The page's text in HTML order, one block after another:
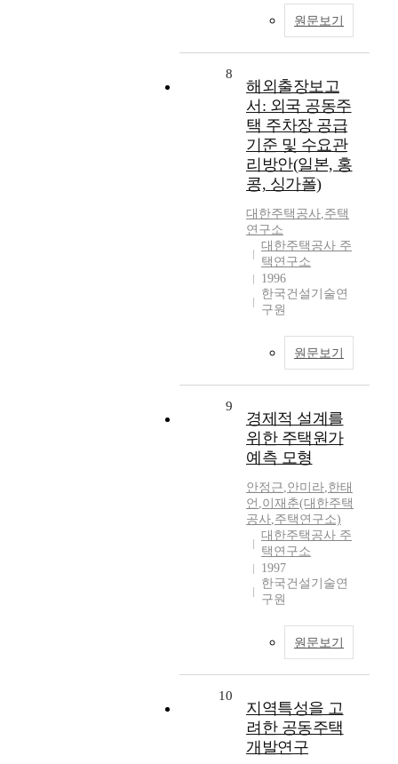
원문보기
8
해외출장보고
서: 외국 공동주
택 주차장 공급
기준 및 수요관
리방안(일본, 홍
콩, 싱가폴)
대한주택공사,주택
연구소
대한주택공사 주
택연구소
1996
한국건설기술연
구원
원문보기
9
경제적 설계를
위한 주택원가
예측 모형
안정근,안미라,한태
언 ,이재춘(대한주택
공사,주택연구소)
대한주택공사 주
택연구소
1997
한국건설기술연
구원
원문보기
10
지역특성을 고
려한 공동주택
개발연구